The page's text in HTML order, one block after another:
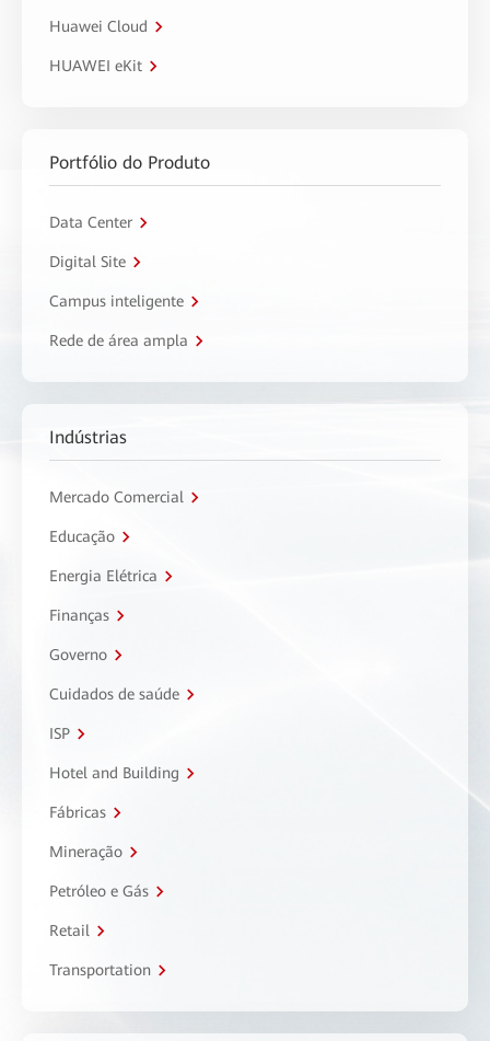
Huawei Cloud
HUAWEI eKit
Portfólio do Produto
Data Center
Digital Site
Campus inteligente
Rede de área ampla
Indústrias
Mercado Comercial
Educação
Energia Elétrica
Finanças
Governo
Cuidados de saúde
ISP
Hotel and Building
Fábricas
Mineração
Petróleo e Gás
Retail
Transportation